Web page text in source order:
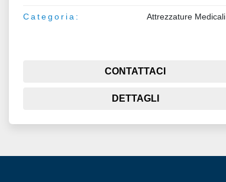
Categoria: Attrezzature Medicali
CONTATTACI
DETTAGLI